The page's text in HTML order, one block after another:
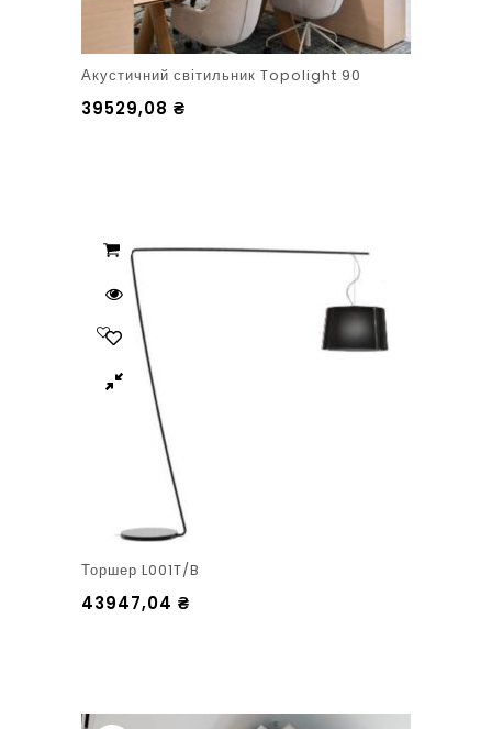
Акустичний світильник Topolight 90
39529,08 ₴
Торшер L001T/B
43947,04 ₴